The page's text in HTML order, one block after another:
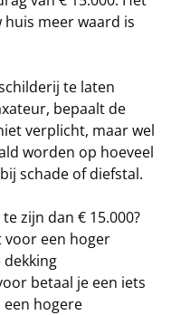
meer waard is
te laten
bepaalt de
verplicht, maar wel
worden op hoeveel
schade of diefstal.
zijn dan € 15.000?
voor een hoger
betaal je een iets
hogere